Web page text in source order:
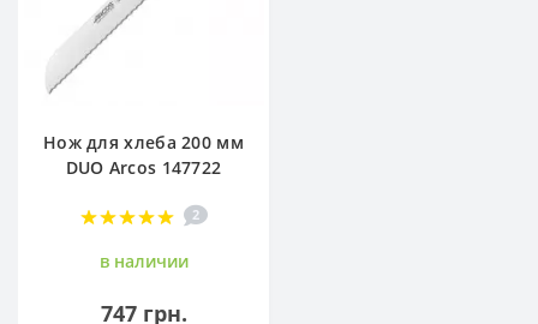
Нож для хлеба 200 мм
DUO Arcos 147722
2
в наличии
747 грн.